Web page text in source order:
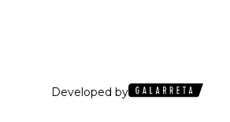
Developed by